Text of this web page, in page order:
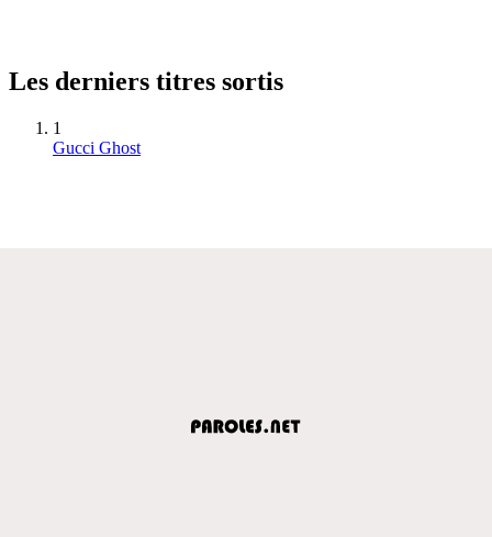
Les derniers titres sortis
1
Gucci Ghost